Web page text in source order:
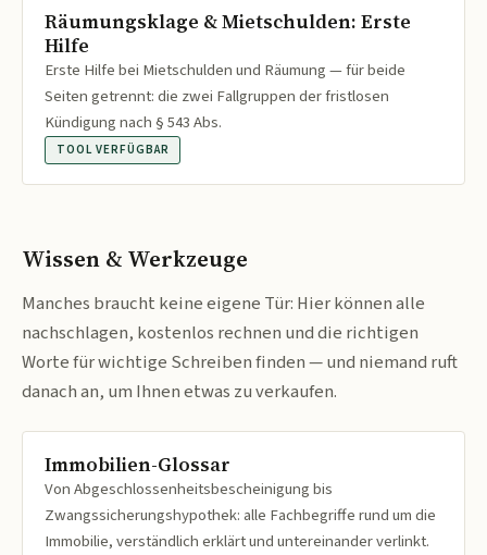
Räumungsklage & Mietschulden: Erste
Hilfe
Erste Hilfe bei Mietschulden und Räumung — für beide
Seiten getrennt: die zwei Fallgruppen der fristlosen
Kündigung nach § 543 Abs.
TOOL VERFÜGBAR
Wissen & Werkzeuge
Manches braucht keine eigene Tür: Hier können alle
nachschlagen, kostenlos rechnen und die richtigen
Worte für wichtige Schreiben finden — und niemand ruft
danach an, um Ihnen etwas zu verkaufen.
Immobilien-Glossar
Von Abgeschlossenheitsbescheinigung bis
Zwangssicherungshypothek: alle Fachbegriffe rund um die
Immobilie, verständlich erklärt und untereinander verlinkt.